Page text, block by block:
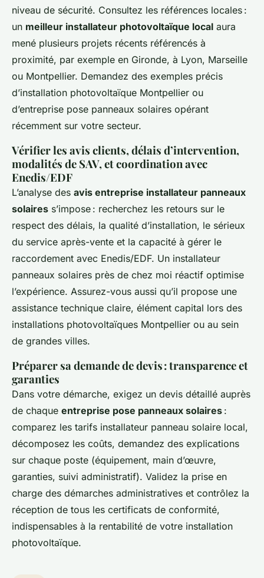
niveau de sécurité. Consultez les références locales :
un meilleur installateur photovoltaïque local aura
mené plusieurs projets récents référencés à
proximité, par exemple en Gironde, à Lyon, Marseille
ou Montpellier. Demandez des exemples précis
d’installation photovoltaïque Montpellier ou
d’entreprise pose panneaux solaires opérant
récemment sur votre secteur.
Vérifier les avis clients, délais d’intervention,
modalités de SAV, et coordination avec
Enedis/EDF
L’analyse des avis entreprise installateur panneaux
solaires s’impose : recherchez les retours sur le
respect des délais, la qualité d’installation, le sérieux
du service après-vente et la capacité à gérer le
raccordement avec Enedis/EDF. Un installateur
panneaux solaires près de chez moi réactif optimise
l’expérience. Assurez-vous aussi qu’il propose une
assistance technique claire, élément capital lors des
installations photovoltaïques Montpellier ou au sein
de grandes villes.
Préparer sa demande de devis : transparence et
garanties
Dans votre démarche, exigez un devis détaillé auprès
de chaque entreprise pose panneaux solaires :
comparez les tarifs installateur panneau solaire local,
décomposez les coûts, demandez des explications
sur chaque poste (équipement, main d’œuvre,
garanties, suivi administratif). Validez la prise en
charge des démarches administratives et contrôlez la
réception de tous les certificats de conformité,
indispensables à la rentabilité de votre installation
photovoltaïque.